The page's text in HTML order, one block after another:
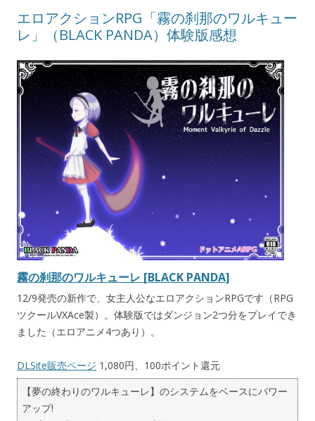
エロアクションRPG「霧の刹那のワルキュー
レ」（BLACK PANDA）体験版感想
霧の刹那のワルキューレ [BLACK PANDA]
12/9発売の新作で、女主人公なエロアクションRPGです（RPG
ツクールVXAce製）。体験版ではダンジョン2つ分をプレイでき
ました（エロアニメ4つあり）。
DLSite販売ページ 1,080円、100ポイント還元
【夢の終わりのワルキューレ】のシステムをベースにパワー
アップ!